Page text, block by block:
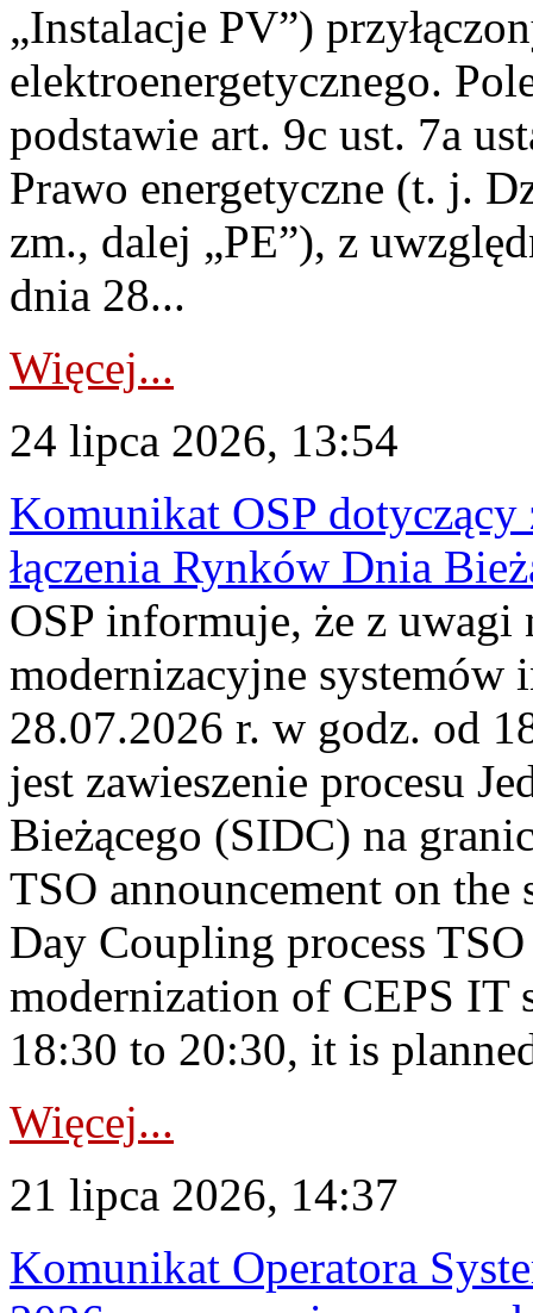
„Instalacje PV”)
elektroenergetycznego.
podstawie art. 9c ust. 7a
Prawo energetyczne (t. j.
zm., dalej „PE”), z
dnia 28...
Więcej...
24 lipca 2026, 13:54
Komunikat OSP dotyczący
łączenia Rynków Dnia
OSP informuje, że z uwagi
modernizacyjne
28.07.2026 r. w godz. od
jest zawieszenie procesu
Bieżącego (SIDC) na
TSO announcement on
Day Coupling process
modernization of CEPS IT
18:30 to 20:30, it is
Więcej...
21 lipca 2026, 14:37
Komunikat Operatora